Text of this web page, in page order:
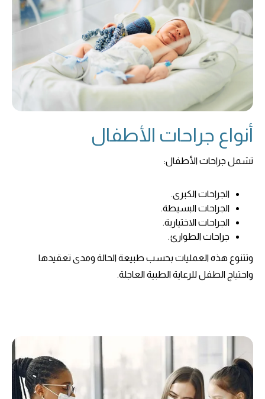
أنواع جراحات الأطفال
تشمل جراحات الأطفال:
الجراحات الكبرى.
الجراحات البسيطة.
الجراحات الاختيارية.
جراحات الطوارئ.
وتتنوع هذه العمليات بحسب طبيعة الحالة ومدى تعقيدها
واحتياج الطفل للرعاية الطبية العاجلة.